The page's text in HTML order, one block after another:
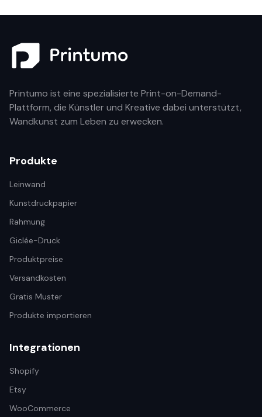
Printumo ist eine spezialisierte Print-on-Demand-
Plattform, die Künstler und Kreative dabei unterstützt,
Wandkunst zum Leben zu erwecken.
Produkte
Leinwand
Kunstdruckpapier
Rahmung
Giclée-Druck
Produktpreise
Versandkosten
Gratis Muster
Produkte importieren
Integrationen
Shopify
Etsy
WooCommerce